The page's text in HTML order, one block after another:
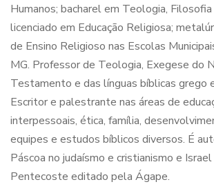
Humanos; bacharel em Teologia,
licenciado em Educação Religiosa;
de Ensino Religioso nas Escolas
MG. Professor de Teologia, Exegese do
Testamento e das línguas bíblicas grego
Escritor e palestrante nas áreas de
interpessoais, ética, família,
equipes e estudos bíblicos diversos. É
Páscoa no judaísmo e cristianismo e
Pentecoste editado pela Ágape.